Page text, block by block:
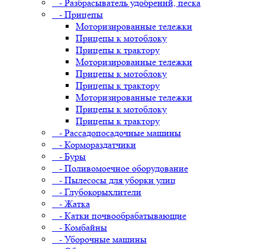
- Разбрасыватель удобрений, песка
- Прицепы
Моторизированные тележки
Прицепы к мотоблоку
Прицепы к трактору
Моторизированные тележки
Прицепы к мотоблоку
Прицепы к трактору
Моторизированные тележки
Прицепы к мотоблоку
Прицепы к трактору
- Рассадопосадочные машины
- Кормораздатчики
- Буры
- Поливомоечное оборудование
- Пылесосы для уборки улиц
- Глубокорыхлители
- Жатка
- Катки почвообрабатывающие
- Комбайны
- Уборочные машины